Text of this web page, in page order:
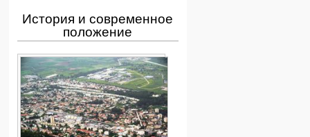
История и современное
положение